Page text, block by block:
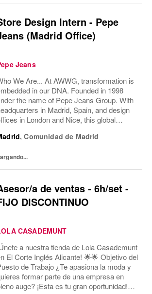
Design Intern - Pepe
(Madrid Office)
Jeans
We Are... At AWWG, transformation is
in our DNA. Founded in 1998
the name of Pepe Jeans Group. With
in Madrid, Spain, and design
in London and Nice, this global
Jeans London, Hackett, and
,Comunidad de Madrid
a de ventas - 6h/set -
DISCONTINUO
CASADEMUNT
a nuestra tienda de Lola Casademunt
El Corte Inglés Alicante! 🌟🌟 Objetivo del
de Trabajo ¿Te apasiona la moda y
formar parte de una empresa en
auge? ¡Esta es tu gran oportunidad!